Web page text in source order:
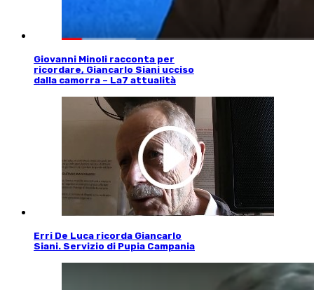
Giovanni Minoli racconta per
ricordare, Giancarlo Siani ucciso
dalla camorra – La7 attualità
Erri De Luca ricorda Giancarlo
Siani. Servizio di Pupia Campania